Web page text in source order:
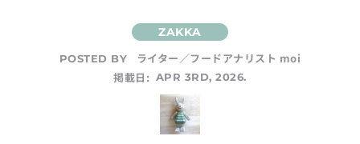
POSTED BY
ライター／フードアナリスト moi
掲載日: APR 3RD, 2026.